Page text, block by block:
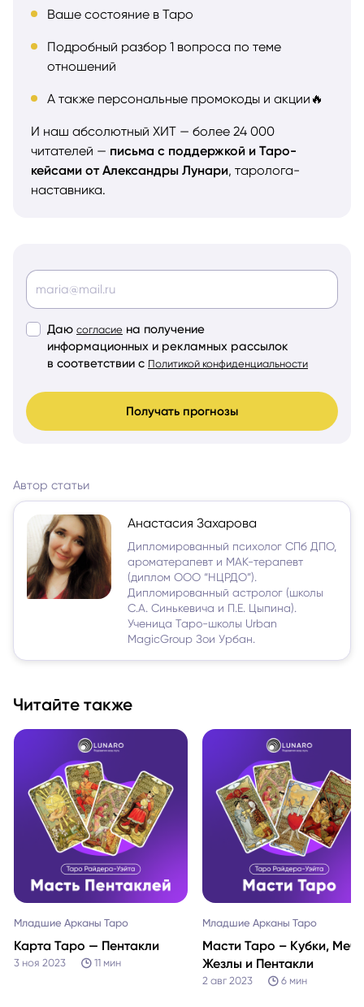
Ваше состояние в Таро
Подробный разбор 1 вопроса по теме
отношений
А также персональные промокоды и акции🔥
И наш абсолютный ХИТ — более 24 000
читателей — письма с поддержкой и Таро-
кейсами от Александры Лунари, таролога-
наставника.
Даю согласие на получение
информационных и рекламных рассылок
в соответствии с Политикой конфиденциальности
Получать прогнозы
Автор статьи
Анастасия Захарова
Дипломированный психолог СПб ДПО,
ароматерапевт и МАК-терапевт
(диплом ООО “НЦРДО”).
Дипломированный астролог (школы
С.А. Синькевича и П.Е. Цыпина).
Ученица Таро-школы Urban
MagicGroup Зои Урбан.
Читайте также
Младшие Арканы Таро
Карта Таро — Пентакли
3 ноя 2023 11 мин
Младшие Арканы Таро
Масти Таро – Кубки,
Жезлы и Пентакли
2 авг 2023 6 мин